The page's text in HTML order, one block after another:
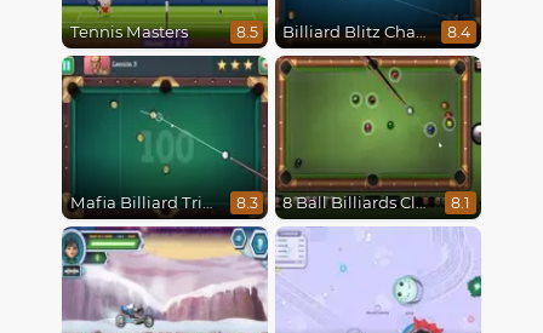
Tennis Masters 8.5 Billiard Blitz Challenge 8.4
Mafia Billiard Tricks 8.3 8 Ball Billiards Classic 8.1